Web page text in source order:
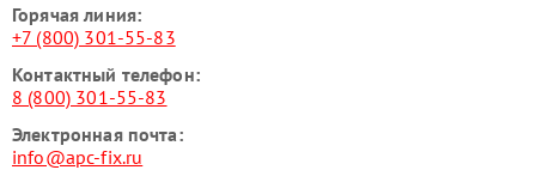
Горячая линия:
+7 (800) 301-55-83
Контактный телефон:
8 (800) 301-55-83
Электронная почта:
info@apc-fix.ru